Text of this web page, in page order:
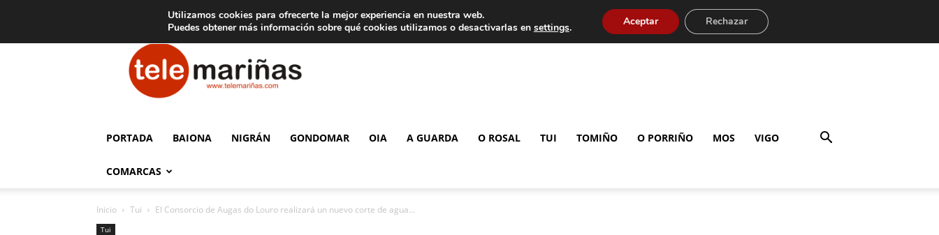
Aviso legal Tarifas de publicidad
Telemariñas
PORTADA BAIONA NIGRÁN GONDOMAR OIA A GUARDA O ROSAL TUI TOMIÑO O PORRIÑO MOS VIGO
COMARCAS
Inicio Tui El Consorcio de Augas do Louro realizará un nuevo corte de agua...
Tui
Utilizamos cookies para ofrecerte la mejor experiencia en nuestra web.
Puedes obtener más información sobre qué cookies utilizamos o desactivarlas en settings. Aceptar Rechazar